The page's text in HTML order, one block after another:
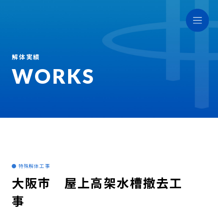
WORKS
解体実績
● 特殊解体工事
大阪市 屋上高架水槽撤去工
事